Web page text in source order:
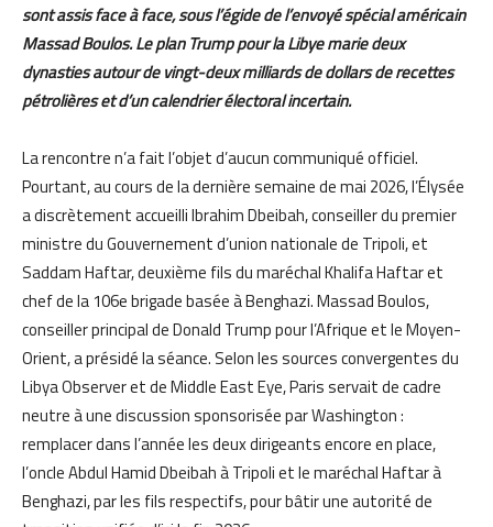
sont assis face à face, sous l’égide de l’envoyé spécial américain
Massad Boulos. Le plan Trump pour la Libye marie deux
dynasties autour de vingt-deux milliards de dollars de recettes
pétrolières et d’un calendrier électoral incertain.
La rencontre n’a fait l’objet d’aucun communiqué officiel.
Pourtant, au cours de la dernière semaine de mai 2026, l’Élysée
a discrètement accueilli Ibrahim Dbeibah, conseiller du premier
ministre du Gouvernement d’union nationale de Tripoli, et
Saddam Haftar, deuxième fils du maréchal Khalifa Haftar et
chef de la 106e brigade basée à Benghazi. Massad Boulos,
conseiller principal de Donald Trump pour l’Afrique et le Moyen-
Orient, a présidé la séance. Selon les sources convergentes du
Libya Observer et de Middle East Eye, Paris servait de cadre
neutre à une discussion sponsorisée par Washington :
remplacer dans l’année les deux dirigeants encore en place,
l’oncle Abdul Hamid Dbeibah à Tripoli et le maréchal Haftar à
Benghazi, par les fils respectifs, pour bâtir une autorité de